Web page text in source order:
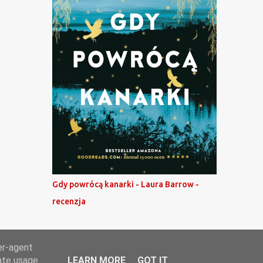
Gdy powrócą kanarki - Laura Barrow -
recenzja
agent
usage
LEARN MORE GOT IT